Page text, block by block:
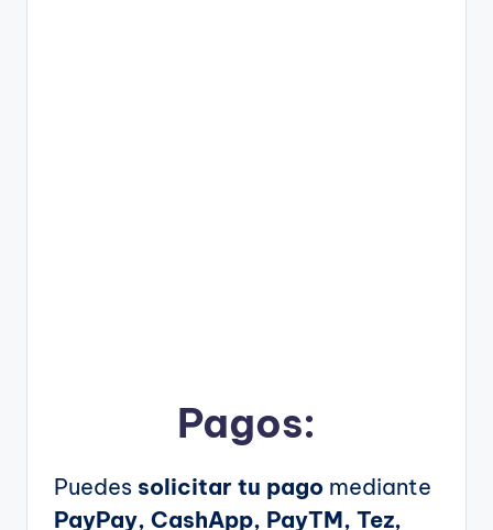
Pagos:
Puedes solicitar tu pago mediante
PayPay, CashApp, PayTM, Tez,